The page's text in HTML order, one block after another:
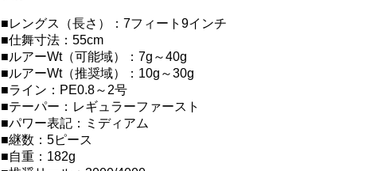
■レングス（長さ）：7フィート9インチ
■仕舞寸法：55cm
■ルアーWt（可能域）：7g～40g
■ルアーWt（推奨域）：10g～30g
■ライン：PE0.8～2号
■テーパー：レギュラーファースト
■パワー表記：ミディアム
■継数：5ピース
■自重：182g